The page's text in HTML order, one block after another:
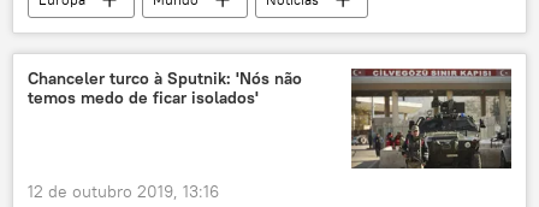
Oriente Médio e África
Berlim
Ancara
Damasco
curdos
PKK
protestos
Chanceler turco à Sputnik: 'Nós não
temos medo de ficar isolados'
12 de outubro 2019, 13:16